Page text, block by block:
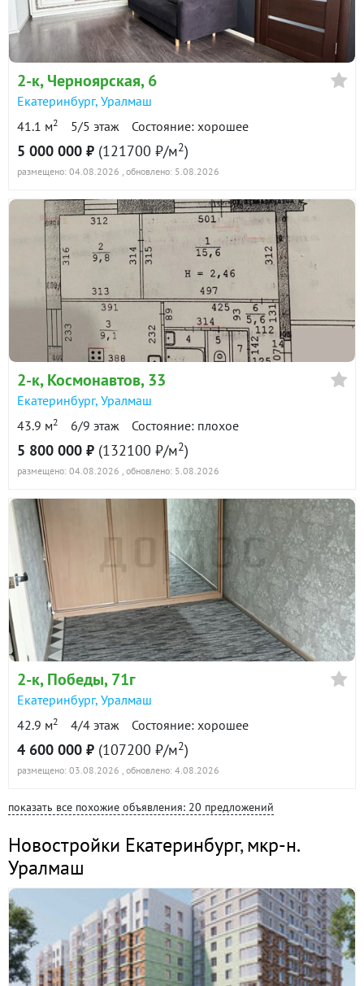
2-к, Черноярская, 6
Екатеринбург, Уралмаш
41.1 м2 5/5 этаж Состояние: хорошее
5 000 000 ₽ (121700 ₽/м2)
размещено: 04.08.2026 , обновлено: 5.08.2026
2-к, Космонавтов, 33
Екатеринбург, Уралмаш
43.9 м2 6/9 этаж Состояние: плохое
5 800 000 ₽ (132100 ₽/м2)
размещено: 04.08.2026 , обновлено: 5.08.2026
2-к, Победы, 71г
Екатеринбург, Уралмаш
42.9 м2 4/4 этаж Состояние: хорошее
4 600 000 ₽ (107200 ₽/м2)
размещено: 03.08.2026 , обновлено: 4.08.2026
показать все похожие объявления: 20 предложений
Новостройки Екатеринбург,мкр-н.
Уралмаш